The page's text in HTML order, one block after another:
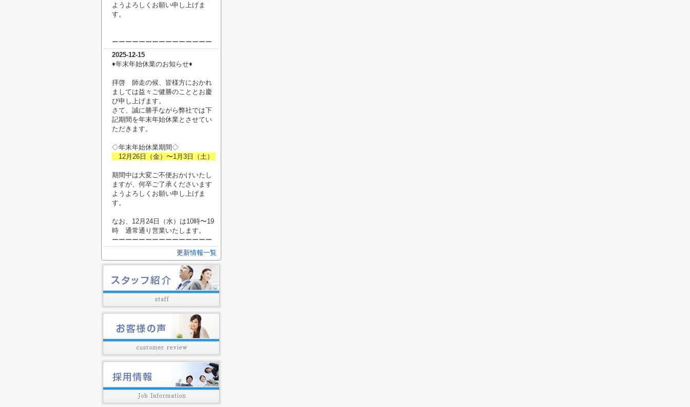
ようよろしくお願い申し上げま
す。
ーーーーーーーーーーーーーーー
2025-12-15
♦︎年末年始休業のお知らせ♦︎
拝啓 師走の候、皆様方におかれ
ましては益々ご健勝のこととお慶
び申し上げます。
さて、誠に勝手ながら弊社では下
記期間を年末年始休業とさせてい
ただきます。
◇年末年始休業期間◇
12月26日（金）〜1月3日（土）
期間中は大変ご不便おかけいたし
ますが、何卒ご了承くださいます
ようよろしくお願い申し上げま
す。
なお、12月24日（水）は10時〜19
時 通常通り営業いたします。
ーーーーーーーーーーーーーーー
更新情報一覧